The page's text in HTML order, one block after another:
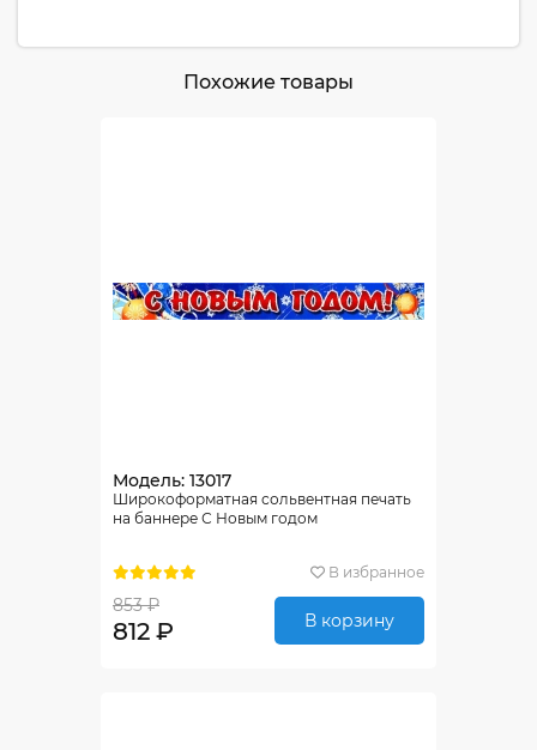
Похожие товары
Модель: 13017
Широкоформатная сольвентная печать
на баннере С Новым годом
В избранное
853 ₽
812 ₽ В корзину